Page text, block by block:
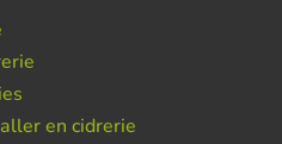
en cidrerie